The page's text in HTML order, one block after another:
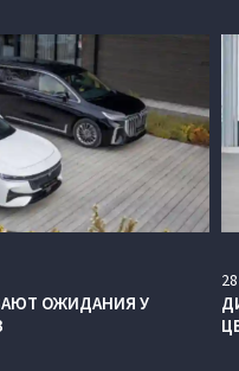
ОЖИДАНИЯ У
28